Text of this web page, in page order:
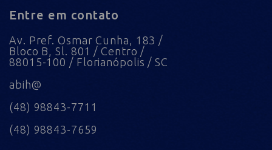
Entre em contato
Av. Pref. Osmar Cunha, 183 /
Bloco B, Sl. 801 / Centro /
88015-100 / Florianópolis / SC
abih@
(48) 98843-7711
(48) 98843-7659